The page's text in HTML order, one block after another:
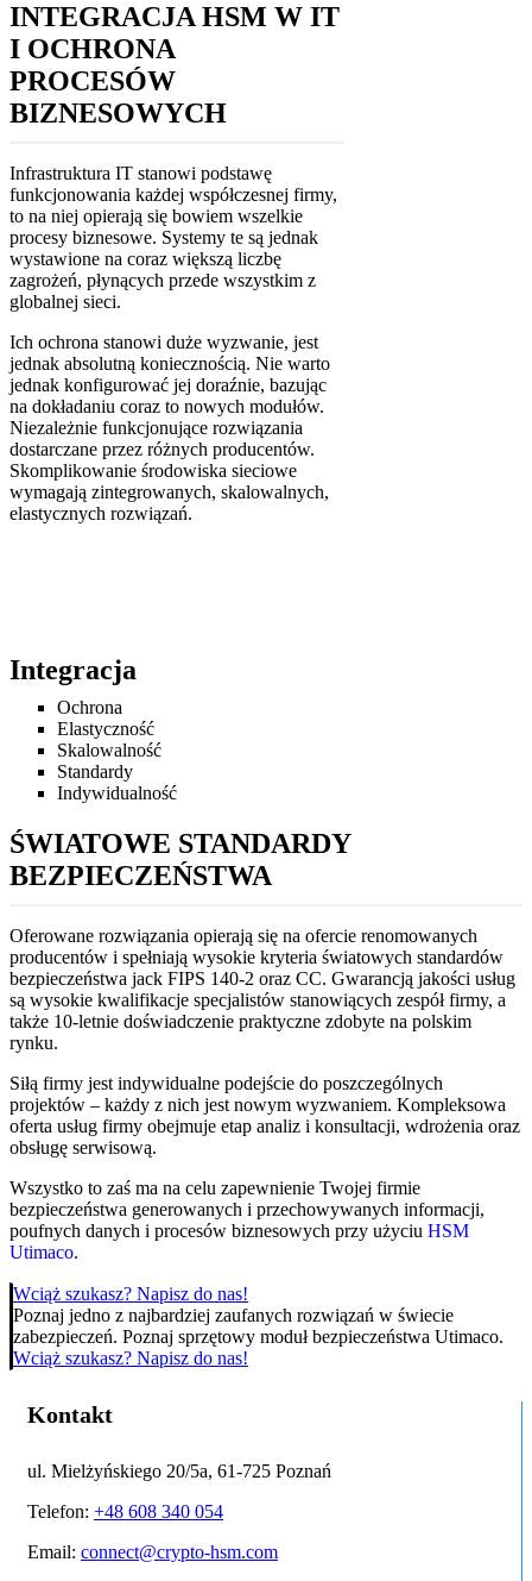
INTEGRACJA HSM W IT
I OCHRONA
PROCESÓW
BIZNESOWYCH
Infrastruktura IT stanowi podstawę
funkcjonowania każdej współczesnej firmy,
to na niej opierają się bowiem wszelkie
procesy biznesowe. Systemy te są jednak
wystawione na coraz większą liczbę
zagrożeń, płynących przede wszystkim z
globalnej sieci.
Ich ochrona stanowi duże wyzwanie, jest
jednak absolutną koniecznością. Nie warto
jednak konfigurować jej doraźnie, bazując
na dokładaniu coraz to nowych modułów.
Niezależnie funkcjonujące rozwiązania
dostarczane przez różnych producentów.
Skomplikowanie środowiska sieciowe
wymagają zintegrowanych, skalowalnych,
elastycznych rozwiązań.
Integracja
Ochrona
Elastyczność
Skalowalność
Standardy
Indywidualność
ŚWIATOWE STANDARDY
BEZPIECZEŃSTWA
Oferowane rozwiązania opierają się na ofercie renomowanych
producentów i spełniają wysokie kryteria światowych standardów
bezpieczeństwa jack FIPS 140-2 oraz CC. Gwarancją jakości usług
są wysokie kwalifikacje specjalistów stanowiących zespół firmy, a
także 10-letnie doświadczenie praktyczne zdobyte na polskim
rynku.
Siłą firmy jest indywidualne podejście do poszczególnych
projektów – każdy z nich jest nowym wyzwaniem. Kompleksowa
oferta usług firmy obejmuje etap analiz i konsultacji, wdrożenia oraz
obsługę serwisową.
Wszystko to zaś ma na celu zapewnienie Twojej firmie
bezpieczeństwa generowanych i przechowywanych informacji,
poufnych danych i procesów biznesowych przy użyciu HSM
Utimaco.
Wciąż szukasz? Napisz do nas!
Poznaj jedno z najbardziej zaufanych rozwiązań w świecie
zabezpieczeń. Poznaj sprzętowy moduł bezpieczeństwa Utimaco.
Wciąż szukasz? Napisz do nas!
Kontakt
ul. Mielżyńskiego 20/5a, 61-725 Poznań
Telefon: +48 608 340 054
Email: connect@crypto-hsm.com